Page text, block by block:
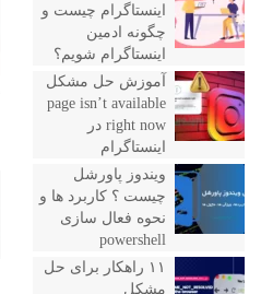
اینستاگرام چیست و
چگونه ادمین
اینستاگرام شویم؟
آموزش حل مشکل
page isn’t available
right now در
اینستاگرام
ویندوز پاورشل
چیست ؟ کاربرد ها و
نحوه فعال سازی
powershell
۱۱ راهکار برای حل
مشکل